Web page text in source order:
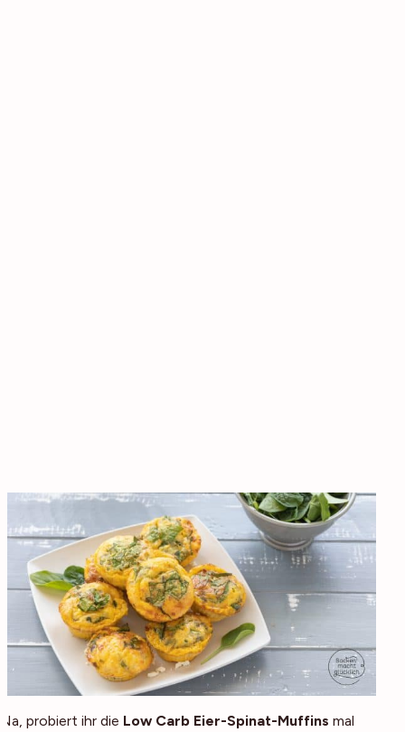
Na, probiert ihr die Low Carb Eier-Spinat-Muffins mal